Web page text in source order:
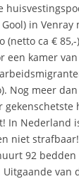
Gool) in
(netto ca €
een kamer
Nog meer
gekenschetste
In Nederland
niet
92
Uitgaande van